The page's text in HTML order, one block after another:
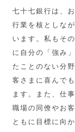
七十七銀行は、
行業を核としな
います。私もそ
に自分の「強み
たことのない分
客さまに喜んで
ます。また、仕
職場の同僚やお
ともに目標に向